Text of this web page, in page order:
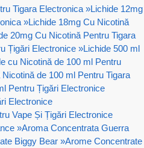
Tigara Electronica »Lichide 12mg
»Lichide 18mg Cu Nicotină
20mg Cu Nicotină Pentru Tigara
Țigări Electronice »Lichide 500 ml
cu Nicotină de 100 ml Pentru
Nicotină de 100 ml Pentru Tigara
Pentru Țigări Electronice
Electronice
Vape Și Țigări Electronice
»Aroma Concentrata Guerra
Biggy Bear »Arome Concentrate